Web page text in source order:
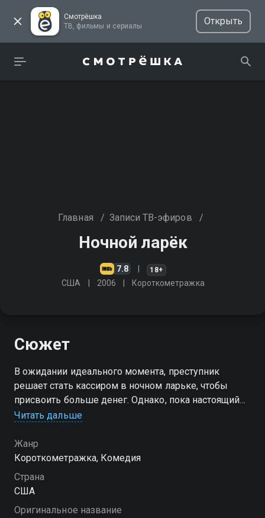
Смотрёшка
ТВ, фильмы и сериалы
Открыть
Главная / Записи ТВ-эфиров /
Ночной ларёк
7.8 18+
США 2006 Короткометражка
Сюжет
В ожидании идеального момента, преступник
решает стать кассиром в ночном ларьке, чтобы
присвоить больше денег. Однако, пока настоящий
кассир связан и находится в подсобке, он понимает,
Читать дальше
Жанр
Короткометражка, Комедия
Страна
США
Оригинальное название